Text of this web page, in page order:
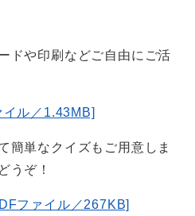
ドや印刷などご自由にご活
ル／1.43MB]
簡単なクイズもご用意しま
うぞ！
ファイル／267KB]